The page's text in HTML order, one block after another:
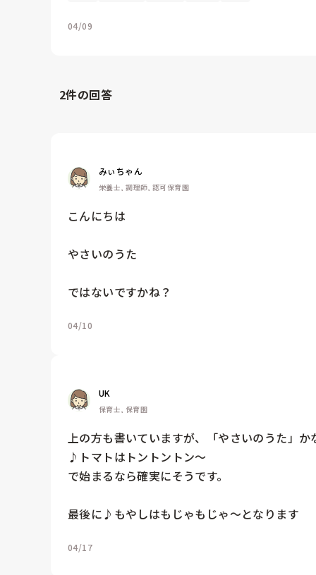
04/09
2件の回答
みぃちゃん
栄養士, 調理師, 認可保育園
こんにちは
やさいのうた
ではないですかね？
04/10
UK
保育士, 保育園
上の方も書いていますが、「やさいのうた」か
♪トマトはトントントン〜
で始まるなら確実にそうです。
最後に♪もやしはもじゃもじゃ〜となります
04/17